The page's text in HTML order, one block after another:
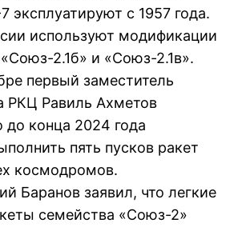
эксплуатируют с 1957 года.
используют модификации
2.1б» и «Союз-2.1в».
первый заместитель
РКЦ Равиль Ахметов
до конца 2024 года
пять пусков ракет
космодромов.
Баранов заявил, что легкие
семейства «Союз-2»